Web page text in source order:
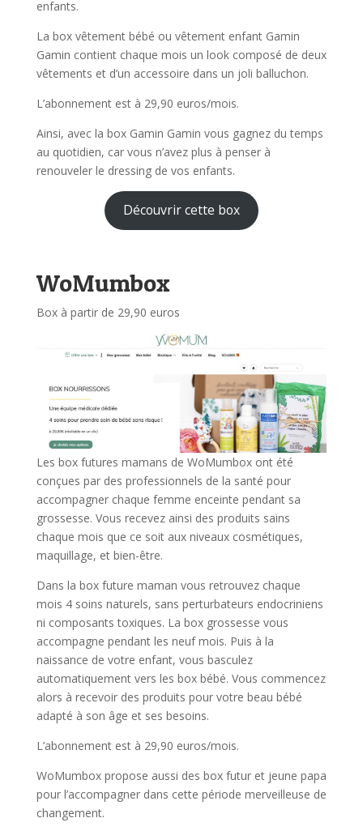
enfants.
La box vêtement bébé ou vêtement enfant Gamin
Gamin contient chaque mois un look composé de deux
vêtements et d’un accessoire dans un joli balluchon.
L’abonnement est à 29,90 euros/mois.
Ainsi, avec la box Gamin Gamin vous gagnez du temps
au quotidien, car vous n’avez plus à penser à
renouveler le dressing de vos enfants.
Découvrir cette box
WoMumbox
Box à partir de 29,90 euros
Les box futures mamans de WoMumbox ont été
conçues par des professionnels de la santé pour
accompagner chaque femme enceinte pendant sa
grossesse. Vous recevez ainsi des produits sains
chaque mois que ce soit aux niveaux cosmétiques,
maquillage, et bien-être.
Dans la box future maman vous retrouvez chaque
mois 4 soins naturels, sans perturbateurs endocriniens
ni composants toxiques. La box grossesse vous
accompagne pendant les neuf mois. Puis à la
naissance de votre enfant, vous basculez
automatiquement vers les box bébé. Vous commencez
alors à recevoir des produits pour votre beau bébé
adapté à son âge et ses besoins.
L’abonnement est à 29,90 euros/mois.
WoMumbox propose aussi des box futur et jeune papa
pour l’accompagner dans cette période merveilleuse de
changement.